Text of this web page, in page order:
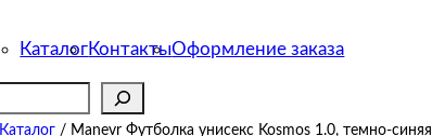
КаталогКонтактыОформление заказа
Каталог / Manevr Футболка унисекс Kosmos 1.0, темно-синяя